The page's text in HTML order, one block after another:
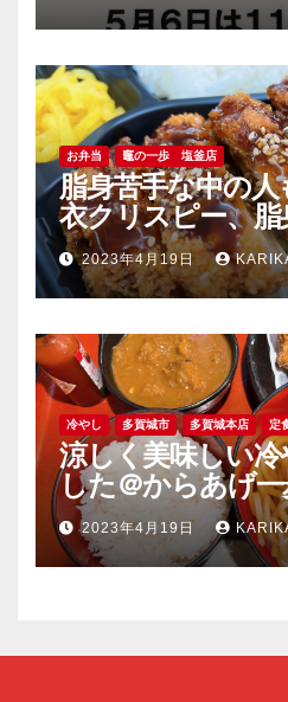
お弁当 竈の一歩 塩釜店
脂身苦手な中の
衣クリスピー、
旨い豚肉のソー
＠竈の一歩塩釜店
2023年4月19日
冷やし 多賀城市 多賀城本店 定
涼しく美味しい
した＠からあげ
2023年4月19日